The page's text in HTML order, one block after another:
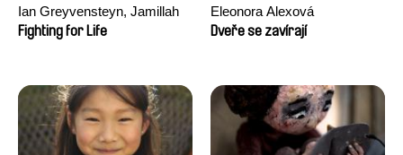
Ian Greyvensteyn, Jamillah
van der Hulst
Fighting for Life
Eleonora Alexová
Dveře se zavírají